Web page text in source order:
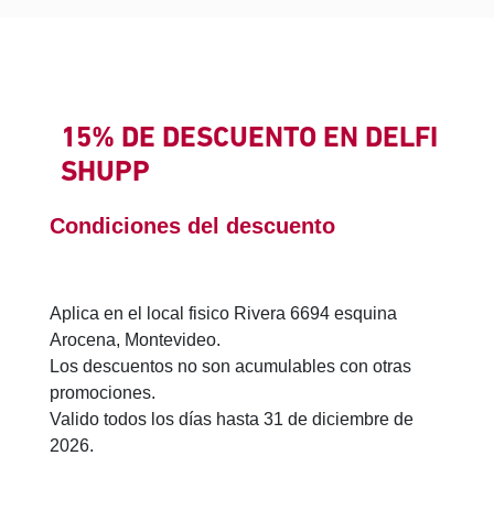
15% DE DESCUENTO EN DELFI
SHUPP
Condiciones del descuento
Aplica en el local fisico Rivera 6694 esquina
Arocena, Montevideo.
Los descuentos no son acumulables con otras
promociones.
Valido todos los días hasta 31 de diciembre de
2026.